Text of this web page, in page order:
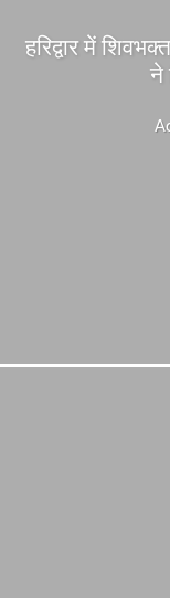
हरिद्वार में
ने